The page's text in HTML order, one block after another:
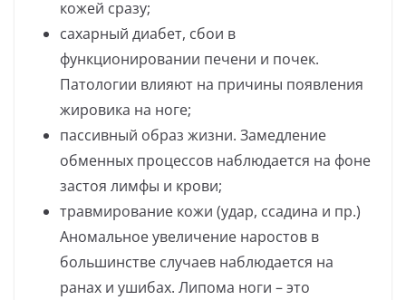
кожей сразу;
сахарный диабет, сбои в
функционировании печени и почек.
Патологии влияют на причины появления
жировика на ноге;
пассивный образ жизни. Замедление
обменных процессов наблюдается на фоне
застоя лимфы и крови;
травмирование кожи (удар, ссадина и пр.)
Аномальное увеличение наростов в
большинстве случаев наблюдается на
ранах и ушибах. Липома ноги – это